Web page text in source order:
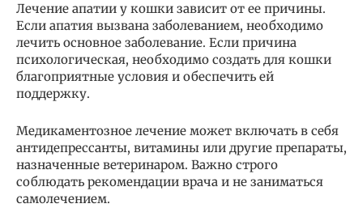
Лечение апатии у кошки зависит от ее причины.
Если апатия вызвана заболеванием, необходимо
лечить основное заболевание. Если причина
психологическая, необходимо создать для кошки
благоприятные условия и обеспечить ей
поддержку.
Медикаментозное лечение может включать в себя
антидепрессанты, витамины или другие препараты,
назначенные ветеринаром. Важно строго
соблюдать рекомендации врача и не заниматься
самолечением.